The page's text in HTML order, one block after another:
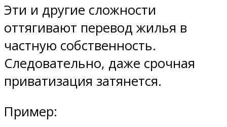
Эти и другие сложности
оттягивают перевод жилья в
частную собственность.
Следовательно, даже срочная
приватизация затянется.
Пример: